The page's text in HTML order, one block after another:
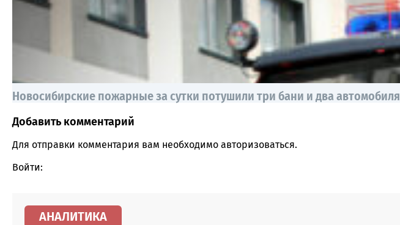
Новосибирские пожарные за сутки потушили три бани и два автомобиля
Comment section
Добавить комментарий
Для отправки комментария вам необходимо авторизоваться.
Войти:
АНАЛИТИКА